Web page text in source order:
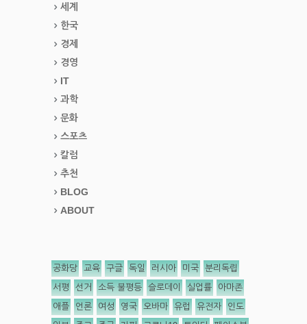
세계
한국
경제
경영
IT
과학
문화
스포츠
칼럼
추천
BLOG
ABOUT
공화당 교육 구글 독일 러시아 미국 분리독립
서평 선거 소득 불평등 슬로데이 실업률 아마존
애플 언론 여성 영국 오바마 유럽 유전자 인도